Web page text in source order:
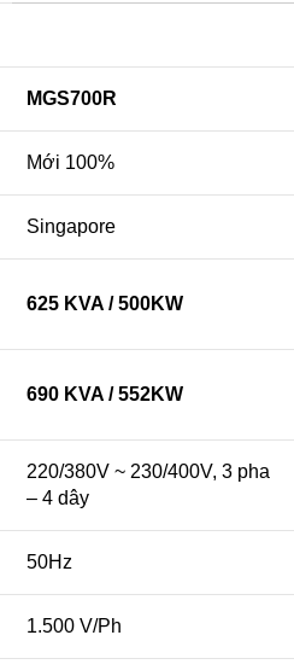
MGS700R
Mới 100%
Singapore
625 KVA / 500KW
690 KVA / 552KW
220/380V ~ 230/400V, 3 pha
– 4 dây
50Hz
1.500 V/Ph